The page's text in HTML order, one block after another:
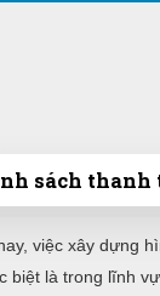
sách thanh
việc xây dựng
biệt là trong lĩnh